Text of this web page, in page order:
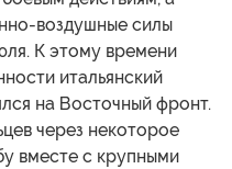
воздушные силы
К этому времени
итальянский
на Восточный фронт.
через некоторое
вместе с крупными